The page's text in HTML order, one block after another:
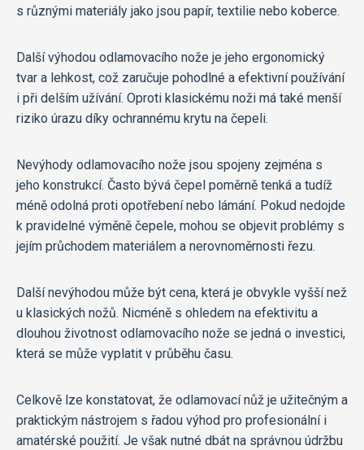
s různými materiály jako jsou papír, textilie nebo koberce.
Další výhodou odlamovacího nože je jeho ergonomický
tvar a lehkost, což zaručuje pohodlné a efektivní používání
i při delším užívání. Oproti klasickému noži má také menší
riziko úrazu díky ochrannému krytu na čepeli.
Nevýhody odlamovacího nože jsou spojeny zejména s
jeho konstrukcí. Často bývá čepel poměrně tenká a tudíž
méně odolná proti opotřebení nebo lámání. Pokud nedojde
k pravidelné výměně čepele, mohou se objevit problémy s
jejím průchodem materiálem a nerovnoměrnosti řezu.
Další nevýhodou může být cena, která je obvykle vyšší než
u klasických nožů. Nicméně s ohledem na efektivitu a
dlouhou životnost odlamovacího nože se jedná o investici,
která se může vyplatit v průběhu času.
Celkově lze konstatovat, že odlamovací nůž je užitečným a
praktickým nástrojem s řadou výhod pro profesionální i
amatérské použití. Je však nutné dbát na správnou údržbu